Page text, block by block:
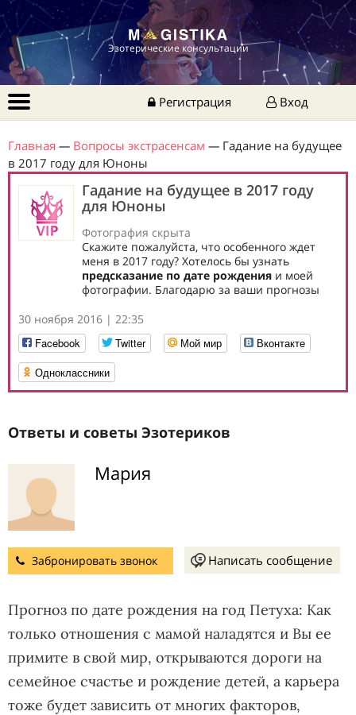
Эзотерические консультации
Регистрация Вход
Главная — Вопросы экстрасенсам — Гадание на будущее
в 2017 году для Юноны
Гадание на будущее в 2017 году
для Юноны
Фотография скрыта
Скажите пожалуйста, что особенного ждет
меня в 2017 году? Хотелось бы узнать
предсказание по дате рождения и моей
фотографии. Благодарю за ваши прогнозы
30 ноября 2016 | 22:35
Facebook
Twitter Мой мир
Вконтакте
Одноклассники
Ответы и советы Эзотериков
Мария
Забронировать звонок Написать сообщение
Прогноз по дате рождения на год Петуха: Как
только отношения с мамой наладятся и Вы ее
примите в свой мир, открываются дороги на
семейное счастье и рождение детей, а карьера
тоже будет зависить от многих факторов,